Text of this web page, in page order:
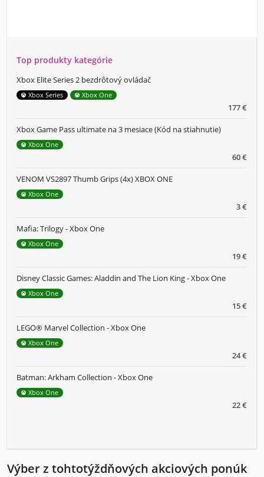
Top produkty kategórie
177 €
Xbox Elite Series 2 bezdrôtový ovládač
Xbox Series Xbox One
60 €
Xbox Game Pass ultimate na 3 mesiace (Kód na stiahnutie)
Xbox One
3 €
VENOM VS2897 Thumb Grips (4x) XBOX ONE
Xbox One
19 €
Mafia: Trilogy - Xbox One
Xbox One
15 €
Disney Classic Games: Aladdin and The Lion King - Xbox One
Xbox One
24 €
LEGO® Marvel Collection - Xbox One
Xbox One
22 €
Batman: Arkham Collection - Xbox One
Xbox One
Výber z tohtotýždňových akciových ponúk